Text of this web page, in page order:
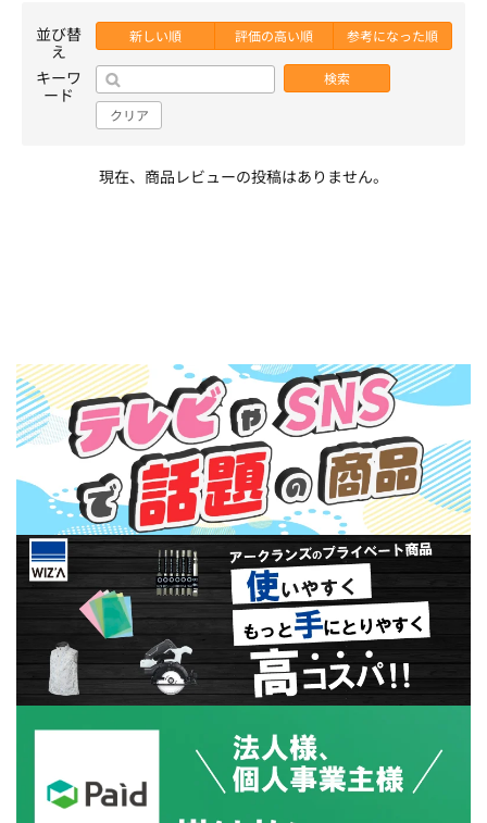
並び替
え
新しい順 評価の高い順 参考になった順
キーワ
ード
検索
クリア
現在、商品レビューの投稿はありません。